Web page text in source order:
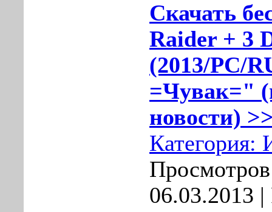
Скачать
Raider + 3
(2013/PC/
=Чувак="
новости)
Категория:
06.03.2013 |